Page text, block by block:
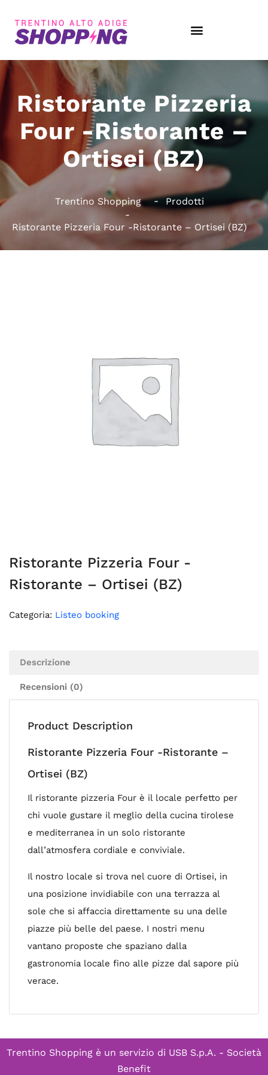
Ristorante Pizzeria
Four -Ristorante –
Ortisei (BZ)
Trentino Shopping Prodotti
Ristorante Pizzeria Four -Ristorante – Ortisei (BZ)
Ristorante Pizzeria Four -
Ristorante – Ortisei (BZ)
Categoria: Listeo booking
Descrizione
Recensioni (0)
Product Description
Ristorante Pizzeria Four -Ristorante –
Ortisei (BZ)
Il ristorante pizzeria Four è il locale perfetto per
chi vuole gustare il meglio della cucina tirolese
e mediterranea in un solo ristorante
dall’atmosfera cordiale e conviviale.
Il nostro locale si trova nel cuore di Ortisei, in
una posizione invidiabile con una terrazza al
sole che si affaccia direttamente su una delle
piazze più belle del paese. I nostri menu
vantano proposte che spaziano dalla
gastronomia locale fino alle pizze dal sapore più
verace.
Trentino Shopping è un servizio di USB S.p.A. - Società
Benefit